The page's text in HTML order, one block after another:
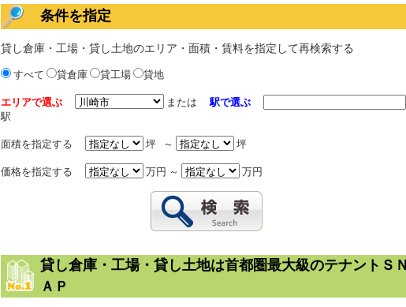
条件を指定
貸し倉庫・工場・貸し土地のエリア・面積・賃料を指定して再検索する
すべて 貸倉庫 貸工場 貸地
エリアで選ぶ または
駅で選ぶ
駅
面積を指定する 坪 ～ 坪
価格を指定する 万円 ～ 万円
貸し倉庫・工場・貸し土地は首都圏最大級のテナントＳＮ
ＡＰ